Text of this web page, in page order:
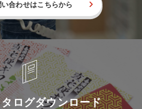
い合わせはこちらから
ログダウンロード